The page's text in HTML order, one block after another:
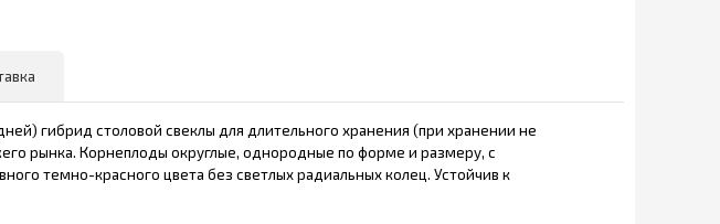
гибрид столовой свеклы для длительного хранения (при хранении не
рынка. Корнеплоды округлые, однородные по форме и размеру, с
темно-красного цвета без светлых радиальных колец. Устойчив к